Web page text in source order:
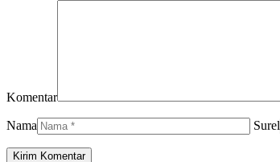
Komentar
Nama Surel